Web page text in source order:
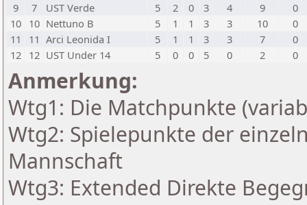
9
7 UST Verde 5 2 0 3 4 9
0
10 10 Nettuno B 5 1 1 3 3 10
0
11
11 Arci Leonida I 5 1 1 3 3 7
0
12 12 UST Under 14 5 0 0 5 0 2 0
Anmerkung:
Wtg1: Die Matchpunkte
Wtg2: Spielepunkte der
Mannschaft
Wtg3: Extended Direkte